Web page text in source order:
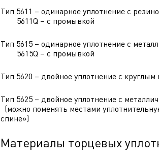
Тип 5611 – одинарное уплотнение с
5611Q – с промывкой
Тип 5615 – одинарное уплотнение с
5615Q – с промывкой
Тип 5620 – двойное уплотнение с
Тип 5625 – двойное уплотнение с
(можно поменять местами
спине»)
Материалы торцевых